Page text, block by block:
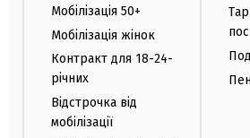
Мобілізація 50+
Мобілізація жінок
Контракт для 18-24-
річних
Відстрочка від
мобілізації